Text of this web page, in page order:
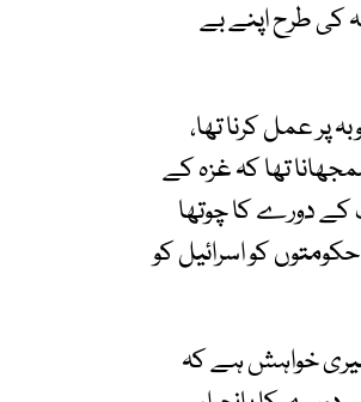
کی طرح اپنے بے
عمل کرنا تھا،
تھا کہ غزہ کے
عرب ممالک کے دورے کا چوتھا
کو اسرائیل کو
میری خواہش ہے کہ